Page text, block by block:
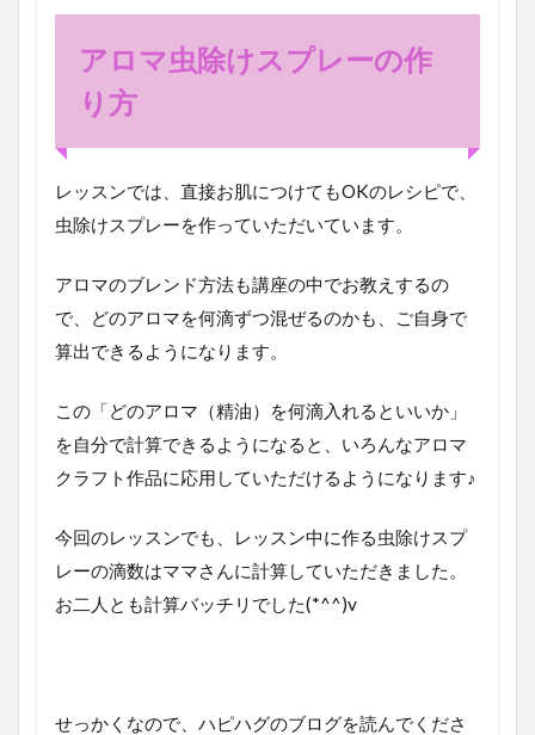
アロマ虫除けスプレーの作
り方
レッスンでは、直接お肌につけてもOKのレシピで、
虫除けスプレーを作っていただいています。
アロマのブレンド方法も講座の中でお教えするの
で、どのアロマを何滴ずつ混ぜるのかも、ご自身で
算出できるようになります。
この「どのアロマ（精油）を何滴入れるといいか」
を自分で計算できるようになると、いろんなアロマ
クラフト作品に応用していただけるようになります♪
今回のレッスンでも、レッスン中に作る虫除けスプ
レーの滴数はママさんに計算していただきました。
お二人とも計算バッチリでした(*^^)v
せっかくなので、ハピハグのブログを読んでくださ